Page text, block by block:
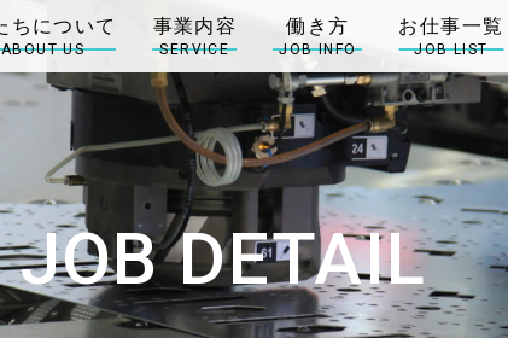
ABOUT US SERVICE JOB INFO JOB LIST
JOB DETAIL